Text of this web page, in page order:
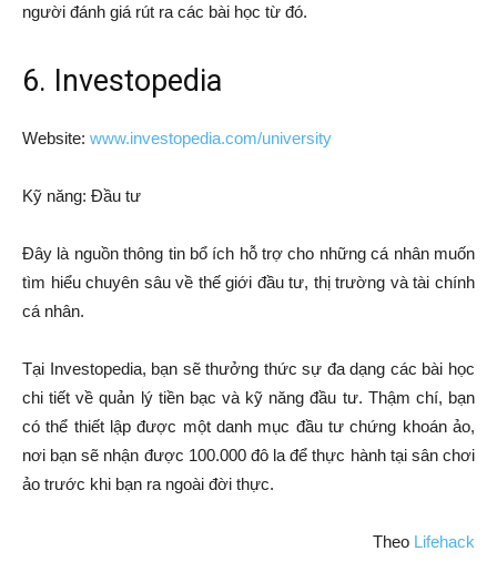
người đánh giá rút ra các bài học từ đó.
6. Investopedia
Website: www.investopedia.com/university
Kỹ năng: Đầu tư
Đây là nguồn thông tin bổ ích hỗ trợ cho những cá nhân muốn
tìm hiểu chuyên sâu về thế giới đầu tư, thị trường và tài chính
cá nhân.
Tại Investopedia, bạn sẽ thưởng thức sự đa dạng các bài học
chi tiết về quản lý tiền bạc và kỹ năng đầu tư. Thậm chí, bạn
có thể thiết lập được một danh mục đầu tư chứng khoán ảo,
nơi bạn sẽ nhận được 100.000 đô la để thực hành tại sân chơi
ảo trước khi bạn ra ngoài đời thực.
Theo Lifehack